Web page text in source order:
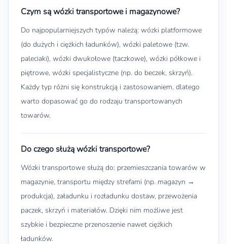
Czym są wózki transportowe i magazynowe?
Do najpopularniejszych typów należą: wózki platformowe
(do dużych i ciężkich ładunków), wózki paletowe (tzw.
paleciaki), wózki dwukołowe (taczkowe), wózki półkowe i
piętrowe, wózki specjalistyczne (np. do beczek, skrzyń).
Każdy typ różni się konstrukcją i zastosowaniem, dlatego
warto dopasować go do rodzaju transportowanych
towarów.
Do czego służą wózki transportowe?
Wózki transportowe służą do: przemieszczania towarów w
magazynie, transportu między strefami (np. magazyn →
produkcja), załadunku i rozładunku dostaw, przewożenia
paczek, skrzyń i materiałów. Dzięki nim możliwe jest
szybkie i bezpieczne przenoszenie nawet ciężkich
ładunków.